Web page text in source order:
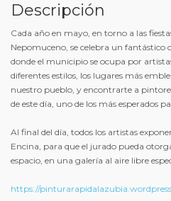
Descripción
Cada año en mayo, en torno a las
Nepomuceno, se celebra un
donde el municipio se ocupa por
diferentes estilos, los lugares más
nuestro pueblo, y encontrarte a
de este día, uno de los más esperados
Al final del día, todos los artistas
Encina, para que el jurado pueda
espacio, en una galería al aire libre
https://